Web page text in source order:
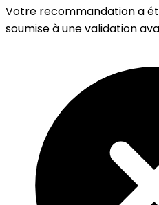
Votre recommandation a
soumise à une validation